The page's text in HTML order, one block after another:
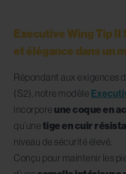
Executive Wing Tip
et élégance dans un
Répondant aux exigences
(S2), notre modèle
incorporeune coque en
qu’unetige en cuir
niveau de sécurité élevé.
Conçu pour maintenir les